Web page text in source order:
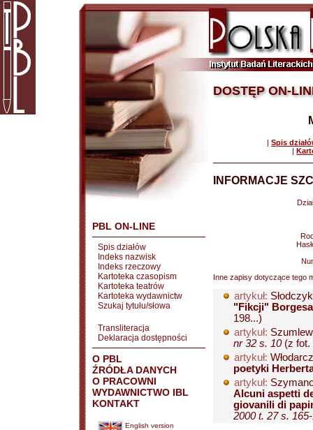
PBL ON-LINE
Spis działów
Indeks nazwisk
Indeks rzeczowy
Kartoteka czasopism
Kartoteka teatrów
Kartoteka wydawnictw
Szukaj tytułu/słowa
Transliteracja
Deklaracja dostępności
O PBL
ŹRÓDŁA DANYCH
O PRACOWNI
WYDAWNICTWO IBL
KONTAKT
English version
DOSTĘP ON-
| Spis
|
INFORMACJE
Inne zapisy dotyczące tego
artykuł:
"Fikcji" Borgesa
198...)
artykuł:
nr 32 s. 10(z fot.
artykuł:
poetyki
artykuł:
Alcuni aspetti
giovanili di
2000 t. 27 s.